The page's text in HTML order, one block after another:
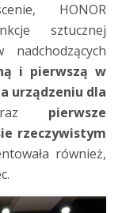
HONOR
sztucznej
i pierwszą w
urządzeniu dla
pierwsze
rzeczywistym
również,